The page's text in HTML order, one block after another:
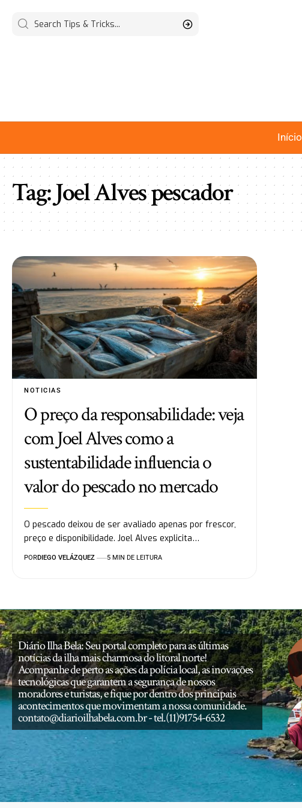
Início
Tag:Joel Alves pescador
NOTICIAS
O preço da responsabilidade: veja
com Joel Alves como a
sustentabilidade influencia o
valor do pescado no mercado
O pescado deixou de ser avaliado apenas por frescor,
preço e disponibilidade. Joel Alves explicita…
PORDIEGO VELÁZQUEZ 5 MIN DE LEITURA
Diário Ilha Bela: Seu portal completo para as últimas
notícias da ilha mais charmosa do litoral norte!
Acompanhe de perto as ações da polícia local, as inovações
tecnológicas que garantem a segurança de nossos
moradores e turistas, e fique por dentro dos principais
acontecimentos que movimentam a nossa comunidade.
contato@diarioilhabela.com.br- tel.(11)91754-6532